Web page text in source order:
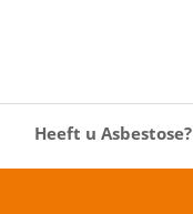
Heeft u Asbestose?